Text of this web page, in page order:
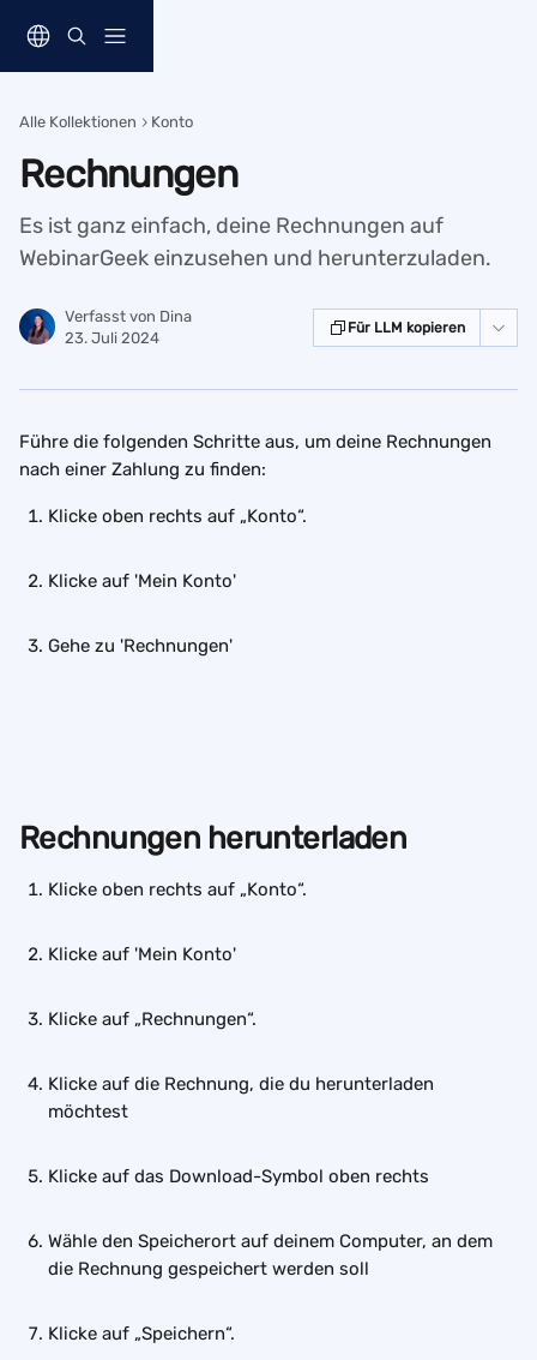
Alle Kollektionen Konto
Rechnungen
Es ist ganz einfach, deine Rechnungen auf
WebinarGeek einzusehen und herunterzuladen.
Verfasst von Dina
23. Juli 2024
Für LLM kopieren
Führe die folgenden Schritte aus, um deine Rechnungen
nach einer Zahlung zu finden:
Klicke oben rechts auf „Konto“.
Klicke auf 'Mein Konto'
Gehe zu 'Rechnungen'
Rechnungen herunterladen
Klicke oben rechts auf „Konto“.
Klicke auf 'Mein Konto'
Klicke auf „Rechnungen“.
Klicke auf die Rechnung, die du herunterladen
möchtest
Klicke auf das Download-Symbol oben rechts
Wähle den Speicherort auf deinem Computer, an dem
die Rechnung gespeichert werden soll
Klicke auf „Speichern“.